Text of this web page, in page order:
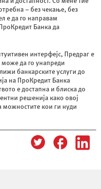
– без чекање, без
е да го направам
Банка да
интерфејс, Предраг е
може да го унапреди
банкарските услуги до
на ПроКредит Банка
е достапна и блиска до
решенија како овој
можностите кои ги нуди